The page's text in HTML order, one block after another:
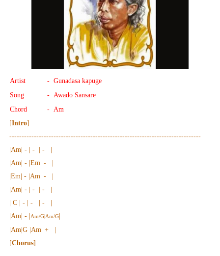
Artist
- Gunadasa kapuge
Song
- Awado Sansare
Chord
- Am
[Intro]
------------------------------------------------------------------------------
|Am| - | - | - |
|Am| - |Em| - |
|Em| - |Am| - |
|Am| - | - | - |
| C | - | - | - |
|Am| - |
Am/G|Am/G|
|Am|G |Am| + |
[Chorus]